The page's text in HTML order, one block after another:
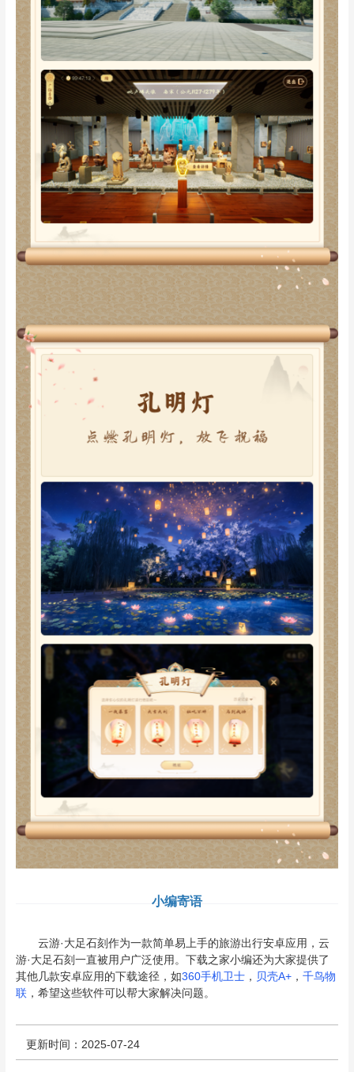
小编寄语
云游·大足石刻作为一款简单易上手的旅游出行安卓应用，云
游·大足石刻一直被用户广泛使用。下载之家小编还为大家提供了
其他几款安卓应用的下载途径，如360手机卫士， 贝壳A+， 千鸟物
联 ，希望这些软件可以帮大家解决问题。
更新时间：2025-07-24